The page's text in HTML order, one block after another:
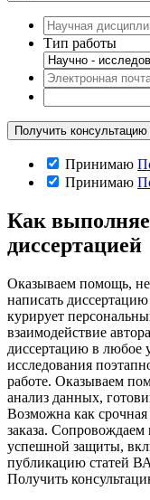
Тип работы
Принимаю
Принимаю
Как
диссертацией
Оказываем помощь,
написать
курирует
взаимодействие
диссертацию в любое
исследования
работе. Оказываем
анализ данных,
Возможна как
заказа. Сопровождаем
успешной защиты,
публикацию статей
Получить